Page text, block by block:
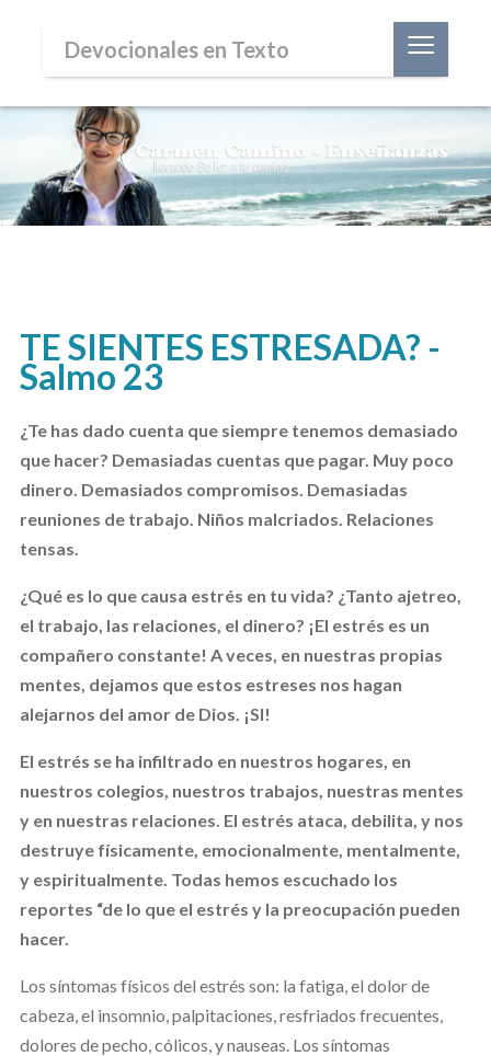
Devocionales en Texto ≡
TE SIENTES ESTRESADA? -
Salmo 23
¿Te has dado cuenta que siempre tenemos demasiado
que hacer? Demasiadas cuentas que pagar. Muy poco
dinero. Demasiados compromisos. Demasiadas
reuniones de trabajo. Niños malcriados. Relaciones
tensas.
¿Qué es lo que causa estrés en tu vida? ¿Tanto ajetreo,
el trabajo, las relaciones, el dinero? ¡El estrés es un
compañero constante! A veces, en nuestras propias
mentes, dejamos que estos estreses nos hagan
alejarnos del amor de Dios. ¡SI!
El estrés se ha infiltrado en nuestros hogares, en
nuestros colegios, nuestros trabajos, nuestras mentes
y en nuestras relaciones. El estrés ataca, debilita, y nos
destruye físicamente, emocionalmente, mentalmente,
y espiritualmente. Todas hemos escuchado los
reportes “de lo que el estrés y la preocupación pueden
hacer.
Los síntomas físicos del estrés son: la fatiga, el dolor de
cabeza, el insomnio, palpitaciones, resfriados frecuentes,
dolores de pecho, cólicos, y nauseas. Los síntomas